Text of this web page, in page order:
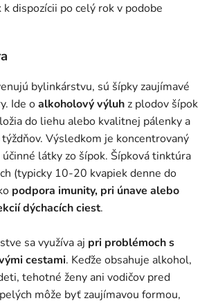
dispozícii po celý rok v podobe
bylinkárstvu, sú šípky zaujímavé
Ide oalkoholový výluhz plodov šípok
do liehu alebo kvalitnej pálenky a
Výsledkom je koncentrovaný
látky zo šípok. Šípková tinktúra
(typicky 10-20 kvapiek denne do
podpora imunity, pri únave alebo
dýchacích ciest.
sa využíva aj pri problémoch s
cestami. Keďže obsahuje alkohol,
tehotné ženy ani vodičov pred
môže byť zaujímavou formou,